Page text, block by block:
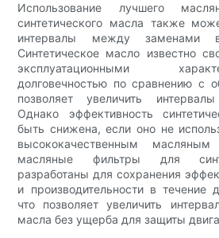
Использование лучшего
синтетического масла также
интервалы между заменами
Синтетическое масло известно
эксплуатационными
долговечностью по сравнению с
позволяет увеличить
Однако эффективность
быть снижена, если оно не
высококачественным
масляные фильтры для
разработаны для сохранения
и производительности в течение
что позволяет увеличить
масла без ущерба для защиты